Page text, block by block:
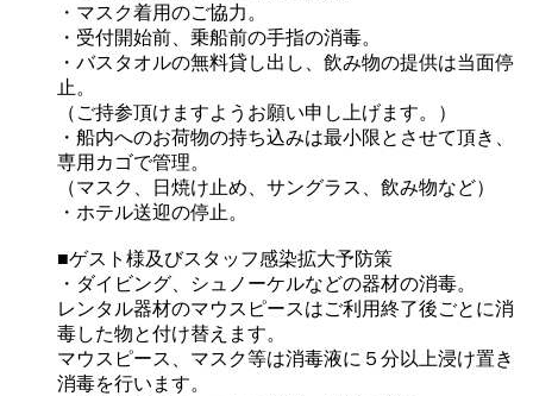
・マスク着用のご協力。
・受付開始前、乗船前の手指の消毒。
・バスタオルの無料貸し出し、飲み物の提供は当面停
止。
（ご持参頂けますようお願い申し上げます。）
・船内へのお荷物の持ち込みは最小限とさせて頂き、
専用カゴで管理。
（マスク、日焼け止め、サングラス、飲み物など）
・ホテル送迎の停止。
■ゲスト様及びスタッフ感染拡大予防策
・ダイビング、シュノーケルなどの器材の消毒。
レンタル器材のマウスピースはご利用終了後ごとに消
毒した物と付け替えます。
マウスピース、マスク等は消毒液に５分以上浸け置き
消毒を行います。